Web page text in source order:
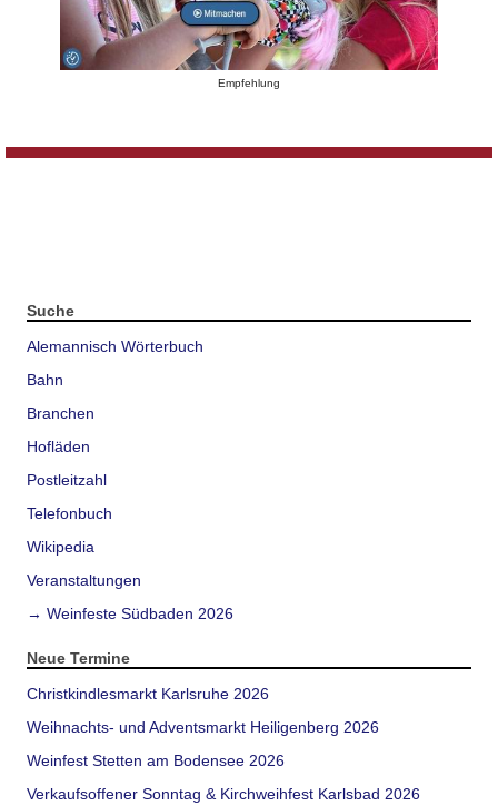
Empfehlung
Suche
Alemannisch Wörterbuch
Bahn
Branchen
Hofläden
Postleitzahl
Telefonbuch
Wikipedia
Veranstaltungen
→ Weinfeste Südbaden 2026
Neue Termine
Christkindlesmarkt Karlsruhe 2026
Weihnachts- und Adventsmarkt Heiligenberg 2026
Weinfest Stetten am Bodensee 2026
Verkaufsoffener Sonntag & Kirchweihfest Karlsbad 2026